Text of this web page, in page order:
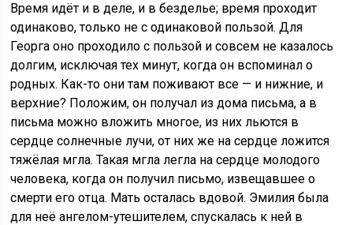
Время идёт и в деле, и в безделье; время проходит
одинаково, только не с одинаковой пользой. Для
Георга оно проходило с пользой и совсем не казалось
долгим, исключая тех минут, когда он вспоминал о
родных. Как-то они там поживают все — и нижние, и
верхние? Положим, он получал из дома письма, а в
письма можно вложить многое, из них льются в
сердце солнечные лучи, от них же на сердце ложится
тяжёлая мгла. Такая мгла легла на сердце молодого
человека, когда он получил письмо, извещавшее о
смерти его отца. Мать осталась вдовой. Эмилия была
для неё ангелом-утешителем, спускалась к ней в